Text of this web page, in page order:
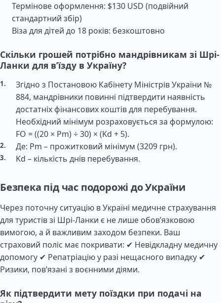
Термінове оформлення: $130 USD (подвійний
стандартний збір)
Віза для дітей до 18 років: безкоштовно
Скільки грошей потрібно мандрівникам зі Шрі-
Ланки для в’їзду в Україну?
Згідно з Постановою Кабінету Міністрів України №
884, мандрівники повинні підтвердити наявність
достатніх фінансових коштів для перебування.
Необхідний мінімум розраховується за формулою:
FO = ((20 × Pm) ÷ 30) × (Kd + 5).
Де: Pm – прожитковий мінімум (3209 грн).
Kd – кількість днів перебування.
Безпека під час подорожі до України
Через поточну ситуацію в Україні медичне страхування
для туристів зі Шрі-Ланки є не лише обов’язковою
вимогою, а й важливим заходом безпеки. Ваш
страховий поліс має покривати: ✔ Невідкладну медичну
допомогу ✔ Репатріацію у разі нещасного випадку ✔
Ризики, пов’язані з воєнними діями.
Як підтвердити мету поїздки при подачі на